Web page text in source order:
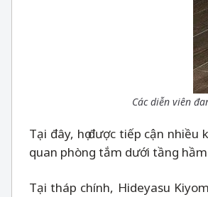
Các diễn viên
Tại đây, họ được tiếp cận
quan phòng tắm dưới tầng
Tại tháp chính, Hideyasu